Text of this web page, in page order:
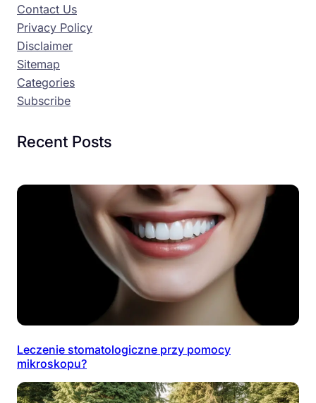
Contact Us
Privacy Policy
Disclaimer
Sitemap
Categories
Subscribe
Recent Posts
Leczenie stomatologiczne przy pomocy
mikroskopu?